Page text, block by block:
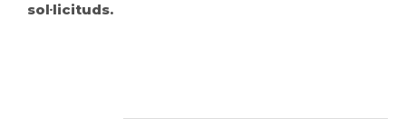
sol·licituds.